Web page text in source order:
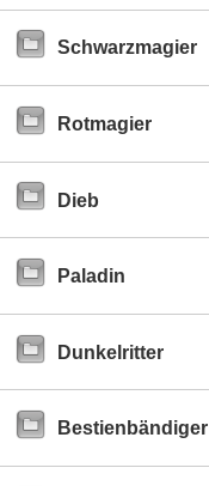
Schwarzmagier
Rotmagier
Dieb
Paladin
Dunkelritter
Bestienbändiger